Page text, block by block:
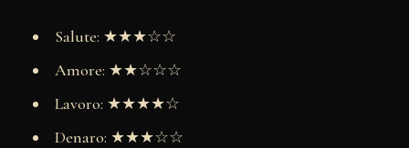
Salute: ★★★☆☆
Amore: ★★☆☆☆
Lavoro: ★★★★☆
Denaro: ★★★☆☆